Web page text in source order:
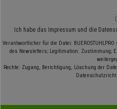
Ich habe das Impressum und die
Verantwortlicher für die Datei:
des Newsletters; Legitimation: Zustimmung;
Rechte: Zugang, Berichtigung, Löschung der